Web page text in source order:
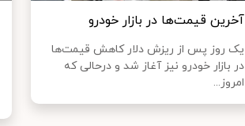
آخرین قیمت‌ها در بازار خودرو
یک روز پس از ریزش دلار کاهش قیمت‌ها
در بازار خودرو نیز آغاز شد و درحالی که
امروز...